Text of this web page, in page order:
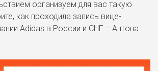
организуем для вас такую
как проходила запись вице-
Adidas в России и СНГ – Антона